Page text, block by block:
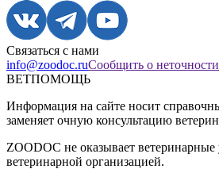
Связаться с нами
info@zoodoc.ruСообщить о неточности
ВЕТПОМОЩЬ
Информация на сайте носит
заменяет очную консультацию
ZOODOC не оказывает ветеринарные
ветеринарной организацией.